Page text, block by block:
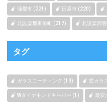
蒲郡市 (221) 田原市 (220)
北設楽郡東栄町 (217) 北設楽郡
タグ
ガラスコーティング (10) 窓ガラ
Wダイヤモンドキーパー (1) 最